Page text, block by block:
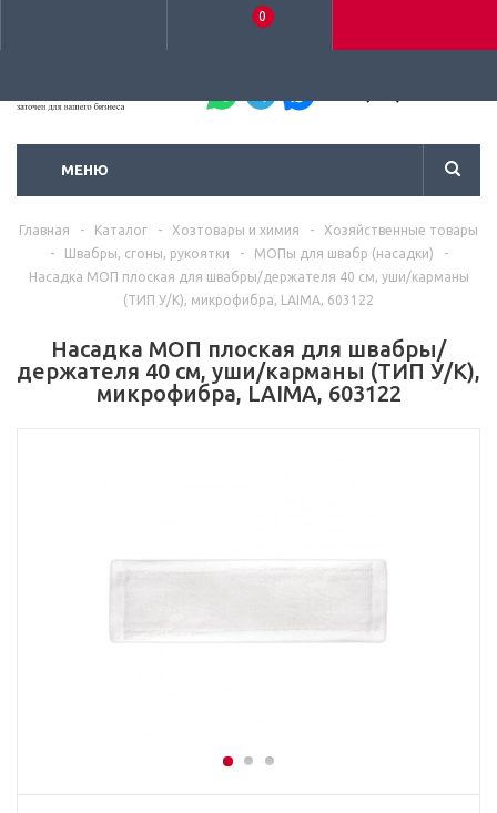
0
МЕНЮ
Главная - Каталог - Хозтовары и химия -
Хозяйственные товары
-
Швабры, сгоны, рукоятки - МОПы для швабр (насадки)
-
Насадка МОП плоская для швабры/держателя 40 см, уши/карманы
(ТИП У/К), микрофибра, LAIMA, 603122
Насадка МОП плоская для швабры/
держателя 40 см, уши/карманы (ТИП У/К),
микрофибра, LAIMA, 603122